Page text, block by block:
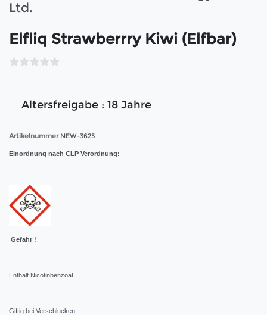
Ltd.
Elfliq Strawberrry Kiwi (Elfbar)
Altersfreigabe : 18 Jahre
Artikelnummer NEW-3625
Einordnung nach CLP Verordnung:
Gefahr !
Enthält Nicotinbenzoat
Giftig bei Verschlucken.